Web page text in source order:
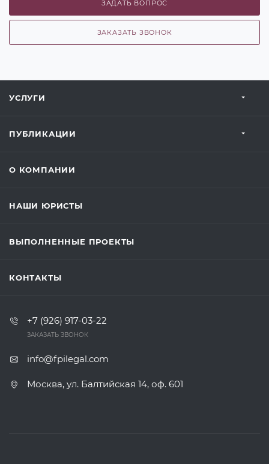
ЗАДАТЬ ВОПРОС
ЗАКАЗАТЬ ЗВОНОК
УСЛУГИ
ПУБЛИКАЦИИ
О КОМПАНИИ
НАШИ ЮРИСТЫ
ВЫПОЛНЕННЫЕ ПРОЕКТЫ
КОНТАКТЫ
+7 (926) 917-03-22
ЗАКАЗАТЬ ЗВОНОК
info@fpilegal.com
Москва, ул. Балтийская 14, оф. 601